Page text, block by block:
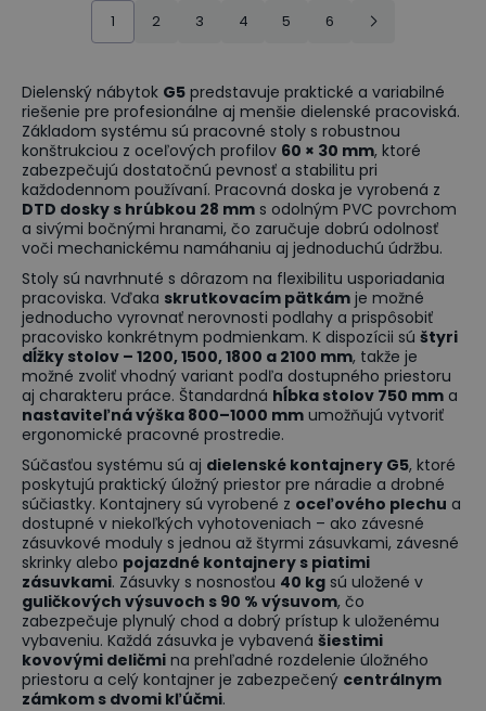
1 2 3 4 5 6
Dielenský nábytok G5 predstavuje praktické a variabilné
riešenie pre profesionálne aj menšie dielenské pracoviská.
Základom systému sú pracovné stoly s robustnou
konštrukciou z oceľových profilov 60 × 30 mm, ktoré
zabezpečujú dostatočnú pevnosť a stabilitu pri
každodennom používaní. Pracovná doska je vyrobená z
DTD dosky s hrúbkou 28 mm s odolným PVC povrchom
a sivými bočnými hranami, čo zaručuje dobrú odolnosť
voči mechanickému namáhaniu aj jednoduchú údržbu.
Stoly sú navrhnuté s dôrazom na flexibilitu usporiadania
pracoviska. Vďaka skrutkovacím pätkám je možné
jednoducho vyrovnať nerovnosti podlahy a prispôsobiť
pracovisko konkrétnym podmienkam. K dispozícii sú štyri
dĺžky stolov – 1200, 1500, 1800 a 2100 mm, takže je
možné zvoliť vhodný variant podľa dostupného priestoru
aj charakteru práce. Štandardná hĺbka stolov 750 mm a
nastaviteľná výška 800–1000 mm umožňujú vytvoriť
ergonomické pracovné prostredie.
Súčasťou systému sú aj dielenské kontajnery G5, ktoré
poskytujú praktický úložný priestor pre náradie a drobné
súčiastky. Kontajnery sú vyrobené z oceľového plechu a
dostupné v niekoľkých vyhotoveniach – ako závesné
zásuvkové moduly s jednou až štyrmi zásuvkami, závesné
skrinky alebo pojazdné kontajnery s piatimi
zásuvkami. Zásuvky s nosnosťou 40 kg sú uložené v
guličkových výsuvoch s 90 % výsuvom, čo
zabezpečuje plynulý chod a dobrý prístup k uloženému
vybaveniu. Každá zásuvka je vybavená šiestimi
kovovými deličmi na prehľadné rozdelenie úložného
priestoru a celý kontajner je zabezpečený centrálnym
zámkom s dvomi kľúčmi.